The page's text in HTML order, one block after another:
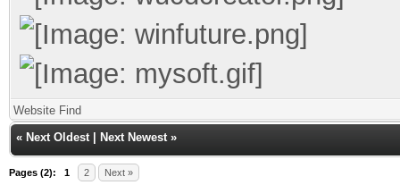
Website Find
« Next Oldest Next Newest »
Pages (2): 1 2 Next »